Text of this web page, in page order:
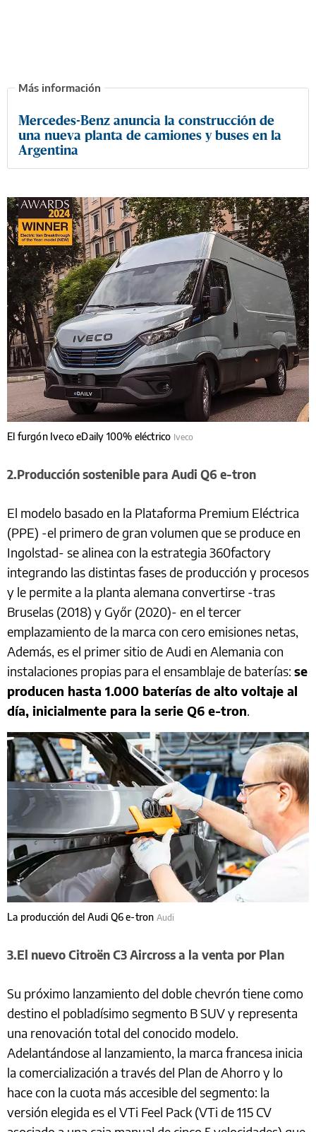
Mercedes-Benz anuncia la construcción de
una nueva planta de camiones y buses en la
Argentina
El furgón Iveco eDaily 100% eléctrico Iveco
2.Producción sostenible para Audi Q6 e-tron
El modelo basado en la Plataforma Premium Eléctrica
(PPE) -el primero de gran volumen que se produce en
Ingolstad- se alinea con la estrategia 360factory
integrando las distintas fases de producción y procesos
y le permite a la planta alemana convertirse -tras
Bruselas (2018) y Győr (2020)- en el tercer
emplazamiento de la marca con cero emisiones netas,
Además, es el primer sitio de Audi en Alemania con
instalaciones propias para el ensamblaje de baterías: se
producen hasta 1.000 baterías de alto voltaje al
día, inicialmente para la serie Q6 e-tron.
La producción del Audi Q6 e-tron Audi
3.El nuevo Citroën C3 Aircross a la venta por Plan
Su próximo lanzamiento del doble chevrón tiene como
destino el pobladísimo segmento B SUV y representa
una renovación total del conocido modelo.
Adelantándose al lanzamiento, la marca francesa inicia
la comercialización a través del Plan de Ahorro y lo
hace con la cuota más accesible del segmento: la
versión elegida es el VTi Feel Pack (VTi de 115 CV